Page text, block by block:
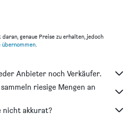
Insadong
Gangnam
genaue Preise zu erhalten, jedoch
.
Anbieter noch Verkäufer.
riesige Mengen an
nicht akkurat?